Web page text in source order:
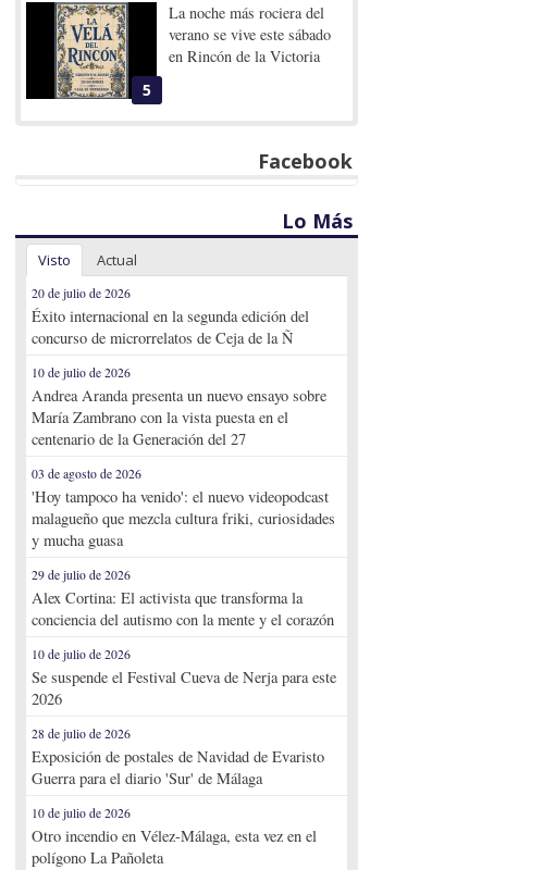
5
La noche más rociera del
verano se vive este sábado
en Rincón de la Victoria
Facebook
Lo Más
Visto Actual
20 de julio de 2026
Éxito internacional en la segunda edición del
concurso de microrrelatos de Ceja de la Ñ
10 de julio de 2026
Andrea Aranda presenta un nuevo ensayo sobre
María Zambrano con la vista puesta en el
centenario de la Generación del 27
03 de agosto de 2026
'Hoy tampoco ha venido': el nuevo videopodcast
malagueño que mezcla cultura friki, curiosidades
y mucha guasa
29 de julio de 2026
Alex Cortina: El activista que transforma la
conciencia del autismo con la mente y el corazón
10 de julio de 2026
Se suspende el Festival Cueva de Nerja para este
2026
28 de julio de 2026
Exposición de postales de Navidad de Evaristo
Guerra para el diario 'Sur' de Málaga
10 de julio de 2026
Otro incendio en Vélez-Málaga, esta vez en el
polígono La Pañoleta